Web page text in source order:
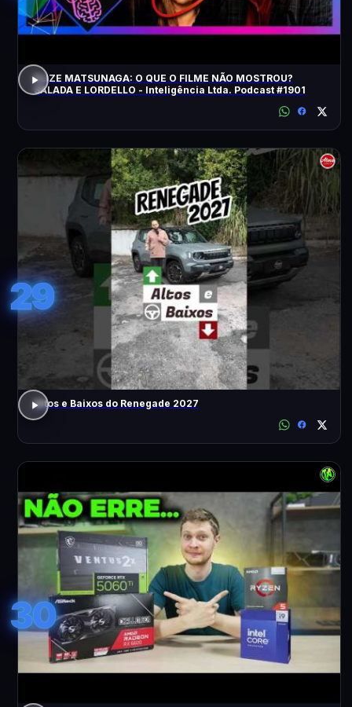
ELIZE MATSUNAGA: O QUE O FILME NÃO MOSTROU?
SALADA E LORDELLO - Inteligência Ltda. Podcast #1901
29
Altos e Baixos do Renegade 2027
30